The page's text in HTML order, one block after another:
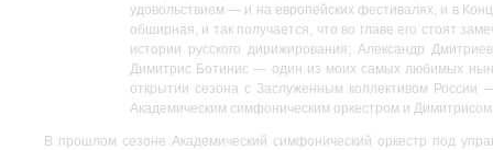
удовольствием — и на европейских фестивалях, и в
обширная, и так получается, что во главе его стоят
истории русского дирижирования; Александр
Димитрис Ботинис — один из моих самых любимых
открытии сезона с Заслуженным коллективом
Академическим симфоническим оркестром и
В прошлом сезоне Академический симфонический оркестр под